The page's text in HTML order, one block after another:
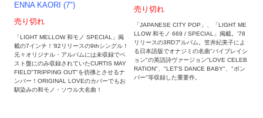
ENNA KAORI (7")
売り切れ
「LIGHT MELLOW 和モノ SPECIAL」掲
載の7インチ！'82リリースの9thシングル！
元々オリジナル・アルバムには未収録でベ
スト盤にのみ収録されていたCURTIS MAY
FIELD"TRIPPING OUT"を彷彿とさせるナ
ンバー！ORIGINAL LOVEのカバーでもお
馴染みの和モノ・ソウル大名曲！
売り切れ
「JAPANESE CITY POP」、「LIGHT ME
LLOW 和モノ 669 / SPECIAL」掲載。'78
リリースの3RDアルバム。笠井紀美子によ
る日本語版でオナジミの名曲"バイブレイシ
ョン"の英語詩ヴァージョン"LOVE CELEB
RATION"、"LET'S DANCE BABY"、"ボン
バー"等収録した重要作。